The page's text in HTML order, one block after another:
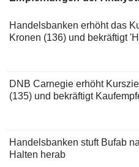
Handelsbanken erhöht das
Kronen (136) und bekräftigt
DNB Carnegie erhöht
(135) und bekräftigt
Handelsbanken stuft Bufab
Halten herab